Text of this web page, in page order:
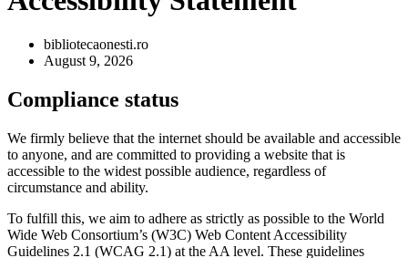
bibliotecaonesti.ro
August 9, 2026
Compliance status
We firmly believe that the internet should be available and accessible
to anyone, and are committed to providing a website that is
accessible to the widest possible audience, regardless of
circumstance and ability.
To fulfill this, we aim to adhere as strictly as possible to the World
Wide Web Consortium’s (W3C) Web Content Accessibility
Guidelines 2.1 (WCAG 2.1) at the AA level. These guidelines